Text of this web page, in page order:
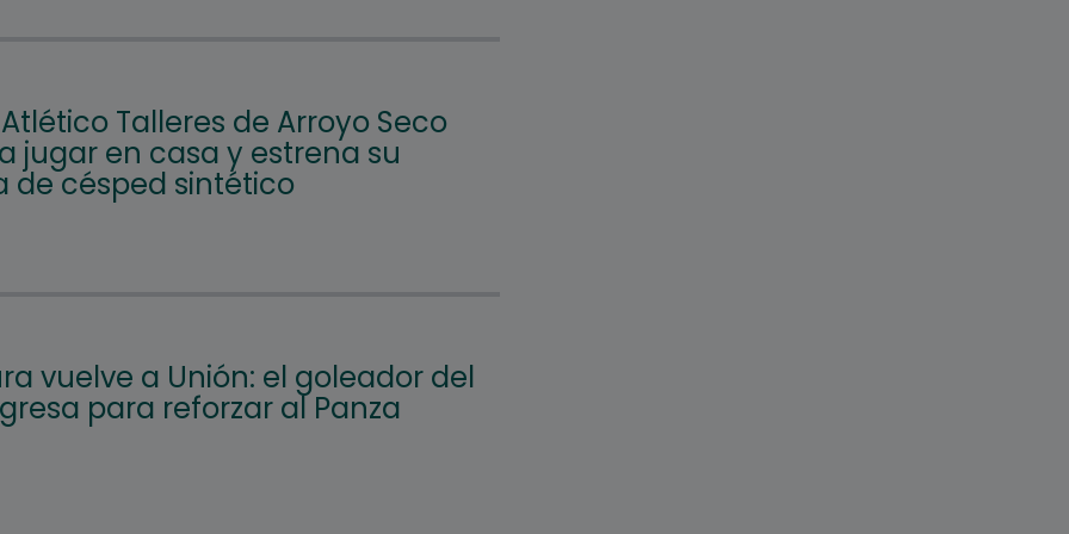
Talleres de Arroyo Seco
jugar en casa y estrena su
de césped sintético
vuelve a Unión: el goleador del
para reforzar al Panza